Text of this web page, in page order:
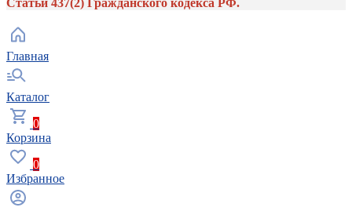
Главная
Каталог
0
Корзина
0
Избранное